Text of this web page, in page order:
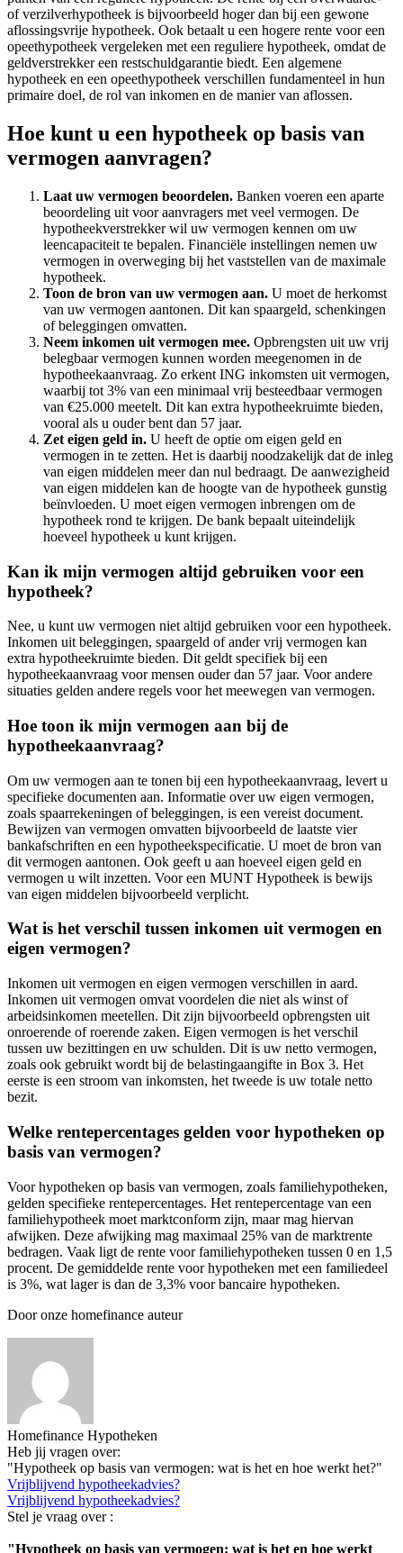
of verzilverhypotheek is bijvoorbeeld hoger dan bij een gewone
aflossingsvrije hypotheek. Ook betaalt u een hogere rente voor een
opeethypotheek vergeleken met een reguliere hypotheek, omdat de
geldverstrekker een restschuldgarantie biedt. Een algemene
hypotheek en een opeethypotheek verschillen fundamenteel in hun
primaire doel, de rol van inkomen en de manier van aflossen.
Hoe kunt u een hypotheek op basis van
vermogen aanvragen?
Laat uw vermogen beoordelen. Banken voeren een aparte
beoordeling uit voor aanvragers met veel vermogen. De
hypotheekverstrekker wil uw vermogen kennen om uw
leencapaciteit te bepalen. Financiële instellingen nemen uw
vermogen in overweging bij het vaststellen van de maximale
hypotheek.
Toon de bron van uw vermogen aan. U moet de herkomst
van uw vermogen aantonen. Dit kan spaargeld, schenkingen
of beleggingen omvatten.
Neem inkomen uit vermogen mee. Opbrengsten uit uw vrij
belegbaar vermogen kunnen worden meegenomen in de
hypotheekaanvraag. Zo erkent ING inkomsten uit vermogen,
waarbij tot 3% van een minimaal vrij besteedbaar vermogen
van €25.000 meetelt. Dit kan extra hypotheekruimte bieden,
vooral als u ouder bent dan 57 jaar.
Zet eigen geld in. U heeft de optie om eigen geld en
vermogen in te zetten. Het is daarbij noodzakelijk dat de inleg
van eigen middelen meer dan nul bedraagt. De aanwezigheid
van eigen middelen kan de hoogte van de hypotheek gunstig
beïnvloeden. U moet eigen vermogen inbrengen om de
hypotheek rond te krijgen. De bank bepaalt uiteindelijk
hoeveel hypotheek u kunt krijgen.
Kan ik mijn vermogen altijd gebruiken voor een
hypotheek?
Nee, u kunt uw vermogen niet altijd gebruiken voor een hypotheek.
Inkomen uit beleggingen, spaargeld of ander vrij vermogen kan
extra hypotheekruimte bieden. Dit geldt specifiek bij een
hypotheekaanvraag voor mensen ouder dan 57 jaar. Voor andere
situaties gelden andere regels voor het meewegen van vermogen.
Hoe toon ik mijn vermogen aan bij de
hypotheekaanvraag?
Om uw vermogen aan te tonen bij een hypotheekaanvraag, levert u
specifieke documenten aan. Informatie over uw eigen vermogen,
zoals spaarrekeningen of beleggingen, is een vereist document.
Bewijzen van vermogen omvatten bijvoorbeeld de laatste vier
bankafschriften en een hypotheekspecificatie. U moet de bron van
dit vermogen aantonen. Ook geeft u aan hoeveel eigen geld en
vermogen u wilt inzetten. Voor een MUNT Hypotheek is bewijs
van eigen middelen bijvoorbeeld verplicht.
Wat is het verschil tussen inkomen uit vermogen en
eigen vermogen?
Inkomen uit vermogen en eigen vermogen verschillen in aard.
Inkomen uit vermogen omvat voordelen die niet als winst of
arbeidsinkomen meetellen. Dit zijn bijvoorbeeld opbrengsten uit
onroerende of roerende zaken. Eigen vermogen is het verschil
tussen uw bezittingen en uw schulden. Dit is uw netto vermogen,
zoals ook gebruikt wordt bij de belastingaangifte in Box 3. Het
eerste is een stroom van inkomsten, het tweede is uw totale netto
bezit.
Welke rentepercentages gelden voor hypotheken op
basis van vermogen?
Voor hypotheken op basis van vermogen, zoals familiehypotheken,
gelden specifieke rentepercentages. Het rentepercentage van een
familiehypotheek moet marktconform zijn, maar mag hiervan
afwijken. Deze afwijking mag maximaal 25% van de marktrente
bedragen. Vaak ligt de rente voor familiehypotheken tussen 0 en 1,5
procent. De gemiddelde rente voor hypotheken met een familiedeel
is 3%, wat lager is dan de 3,3% voor bancaire hypotheken.
Door onze homefinance auteur
Homefinance Hypotheken
Heb jij vragen over:
"Hypotheek op basis van vermogen: wat is het en hoe werkt het?"
Vrijblijvend hypotheekadvies?
Vrijblijvend hypotheekadvies?
Stel je vraag over :
"Hypotheek op basis van vermogen: wat is het en hoe werkt